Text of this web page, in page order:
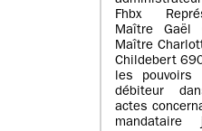
Fhbx
Maître Gaël
Maître
Childebert
les
débiteur
actes
mandataire